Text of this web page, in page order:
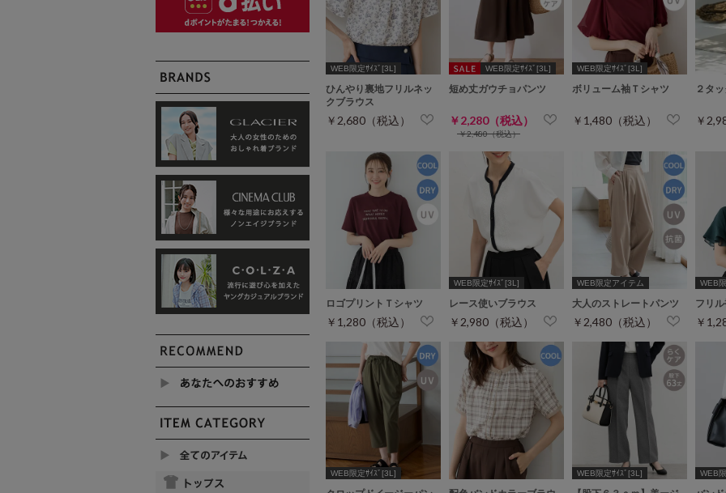
WEB限定ｻｲｽﾞ[3L]
ひんやり裏地フリルネッ
クブラウス
￥2,680（税込）
WEB限定ｻｲｽﾞ[3L]
短め丈ガウチョパンツ
￥2,280（税込）
￥2,480（税込）
WEB限定ｻｲｽﾞ[3L]
ボリューム袖Ｔシャツ
￥1,480（税込）
２タ
￥
ロゴプリントＴシャツ
￥1,280（税込）
WEB限定ｻｲｽﾞ[3L]
レース使いブラウス
￥2,980（税込）
WEB限定アイテム
大人のストレートパンツ
￥2,480（税込）
WEB
フリ
￥
WEB限定ｻｲｽﾞ[3L] WEB限定ｻｲｽﾞ[3L] WEB